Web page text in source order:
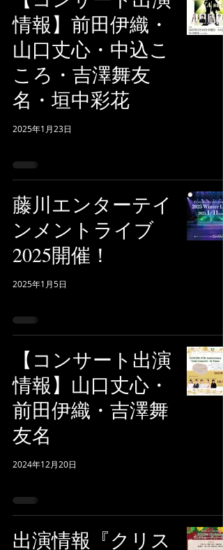
情報】前田伊織・
山口丈心・中込こ
ころ・吉澤舞友
名・垣中彩花
2025年1月23日
藤川エンターテイ
ンメントライブ
2025開催！
2025年1月5日
【コンサート出演
情報】山口丈心・
前田伊織・吉澤舞
友名
2024年12月20日
出演情報『クリス